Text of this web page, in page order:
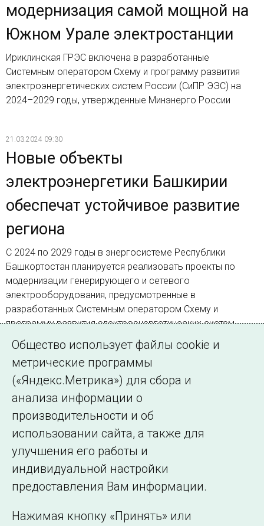
модернизация самой мощной на
Южном Урале электростанции
Ириклинская ГРЭС включена в разработанные
Системным оператором Схему и программу развития
электроэнергетических систем России (СиПР ЭЭС) на
2024–2029 годы, утвержденные Минэнерго России
21.03.2024 09:30
Новые объекты
электроэнергетики Башкирии
обеспечат устойчивое развитие
региона
С 2024 по 2029 годы в энергосистеме Республики
Башкортостан планируется реализовать проекты по
модернизации генерирующего и сетевого
электрооборудования, предусмотренные в
разработанных Системным оператором Схему и
программу развития электроэнергетических систем
России (СиПР ЭЭС) на 2024–2029 годы, утвержденных
Минэнерго России
Страница 1 из 2.
1 2 Далее
©2005–2026 АО «СО ЕЭС»
Филиалы и
представительства
Общество использует файлы cookie и
метрические программы
(«Яндекс.Метрика») для сбора и
анализа информации о
производительности и об
использовании сайта, а также для
улучшения его работы и
индивидуальной настройки
предоставления Вам информации.
Нажимая кнопку «Принять» или